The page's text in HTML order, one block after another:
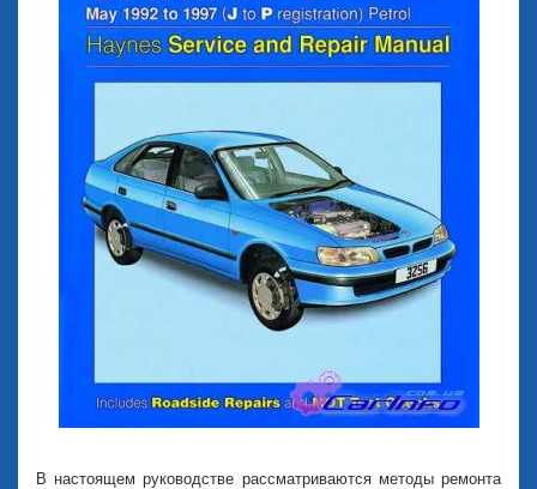
В настоящем руководстве рассматриваются методы ремонта